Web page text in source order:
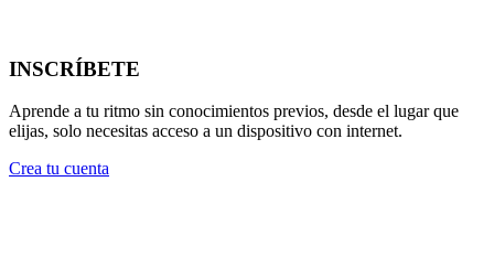
INSCRÍBETE
Aprende a tu ritmo sin conocimientos previos, desde el lugar que
elijas, solo necesitas acceso a un dispositivo con internet.
Crea tu cuenta